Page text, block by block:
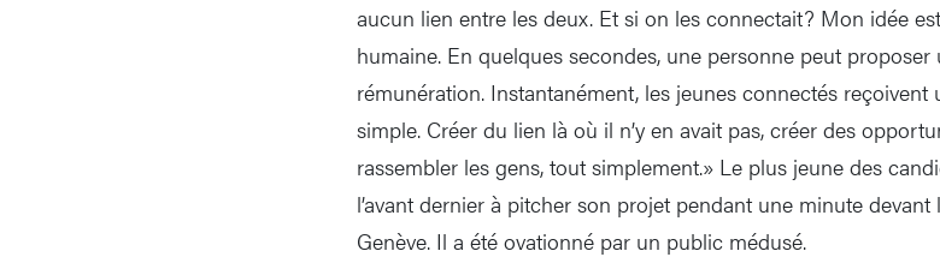
aucun lien entre les deux. Et si on les connectait? Mon idée
humaine. En quelques secondes, une personne peut proposer
rémunération. Instantanément, les jeunes connectés
simple. Créer du lien là où il n’y en avait pas, créer des
rassembler les gens, tout simplement.» Le plus jeune des
l’avant dernier à pitcher son projet pendant une minute devant
Genève. Il a été ovationné par un public médusé.